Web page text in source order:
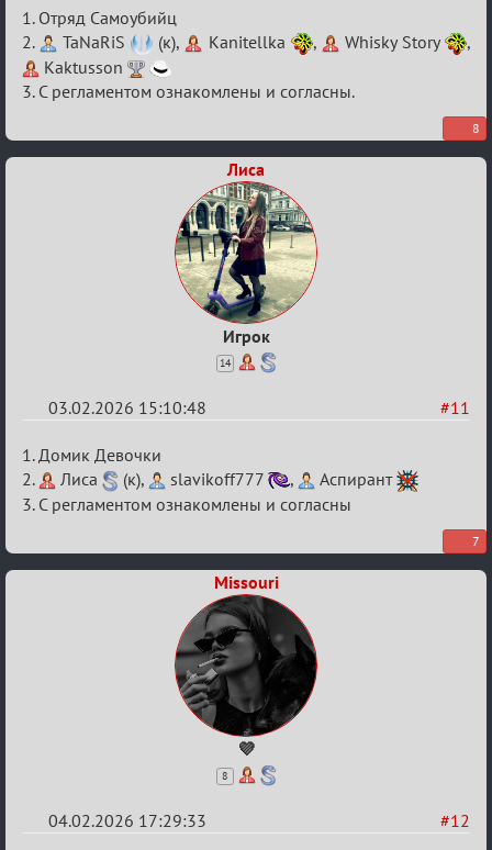
Re:
XV
Кубок
сумеречных
разборок
1. Отряд Самоубийц
2.
TaNaRiS (к), Kanitellka , Whisky Story
,
Kaktusson
3. С регламентом ознакомлены и согласны.
8
Лиса
Игрок
14
#11
03.02.2026 15:10:48
Re:
XV
Кубок
разборок
1. Домик Девочки
2.
Лиса (к), slavikoff777 ,
Аспирант
3. С регламентом ознакомлены и согласны
7
Missouri
💜
8
#12
04.02.2026 17:29:33